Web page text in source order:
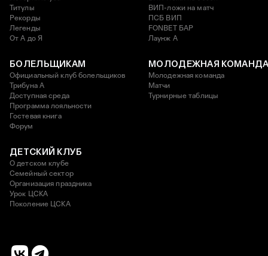
Титулы
Рекорды
Легенды
От А до Я
ВИП-ложи на матч
ПСБ ВИП
FONBET БАР
Лаунж A
БОЛЕЛЬЩИКАМ
Официальный клуб болельщиков
Трибуна А
Доступная среда
Программа лояльности
Гостевая книга
Форум
МОЛОДЕЖНАЯ
Молодежная команда
Матчи
Турнирные таблицы
ДЕТСКИЙ КЛУБ
О детском клубе
Семейный сектор
Организация праздника
Урок ЦСКА
Поколение ЦСКА